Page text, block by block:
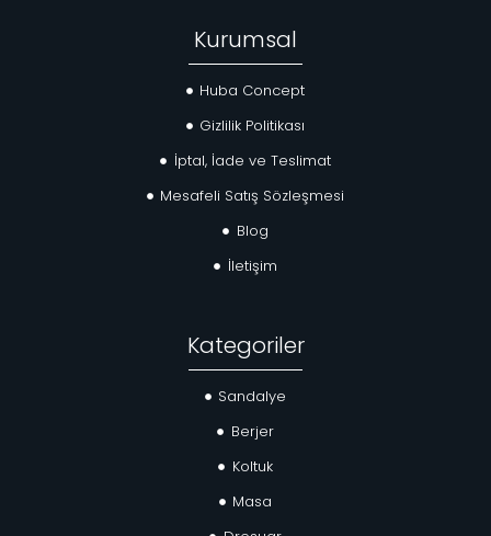
Kurumsal
Huba Concept
Gizlilik Politikası
İptal, İade ve Teslimat
Mesafeli Satış Sözleşmesi
Blog
İletişim
Kategoriler
Sandalye
Berjer
Koltuk
Masa